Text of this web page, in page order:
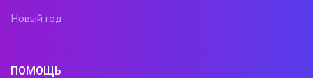
Новый год
ПОМОЩЬ